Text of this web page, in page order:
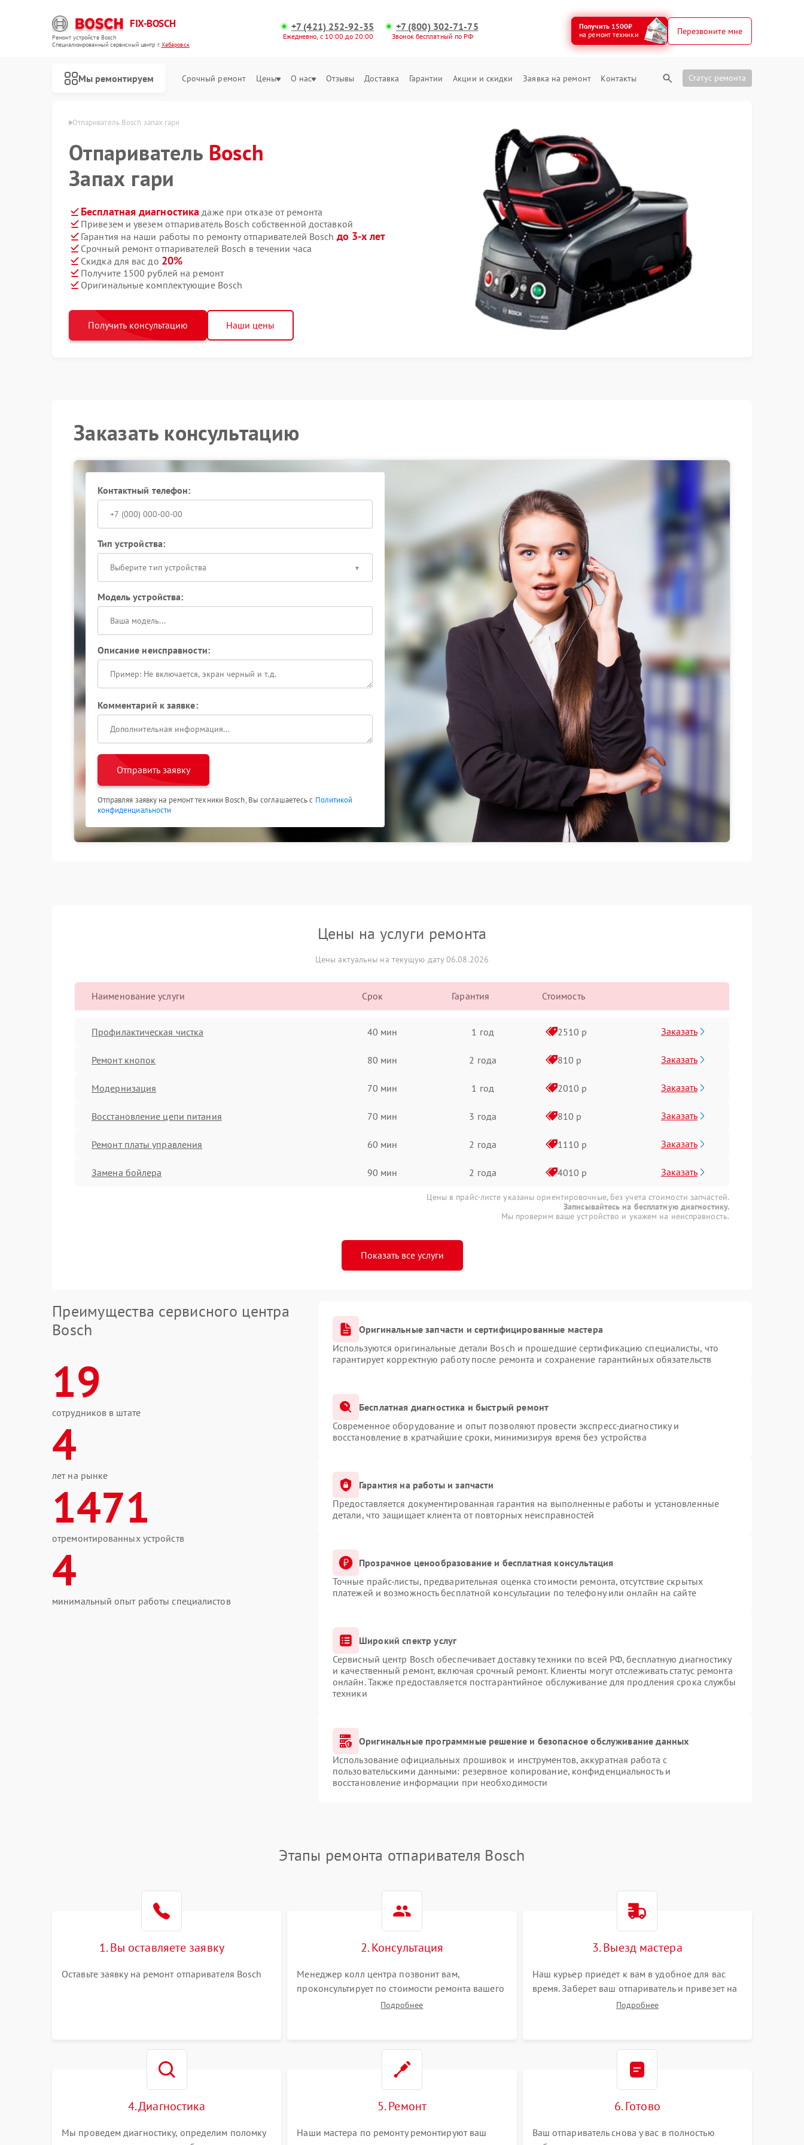
FIX-BOSCH
Ремонт устройств Bosch
Специализированный cервисный центр г.Хабаровск
+7 (421) 252-92-35
Ежедневно, с 10:00 до 20:00
+7 (800) 302-71-75
Звонок бесплатный по РФ
Получить 1500₽
на ремонт техники
Перезвоните мне
Мы ремонтируем Срочный ремонт Цены О нас Отзывы Доставка Гарантии Акции и скидки Заявка на ремонт Контакты Статус ремонта
Отпариватель Bosch запах гари
Отпариватель Bosch
Запах гари
Бесплатная диагностика даже при отказе от ремонта
Привезем и увезем отпариватель Bosch собственной доставкой
Гарантия на наши работы по ремонту отпаривателей Bosch до 3-х лет
Срочный ремонт отпаривателей Bosch в течении часа
Скидка для вас до 20%
Получите 1500 рублей на ремонт
Оригинальные комплектующие Bosch
Получить консультацию Наши цены
Заказать консультацию
Контактный телефон:
Тип устройства:
Выберите тип устройства
Модель устройства:
Описание неисправности:
Комментарий к заявке:
Отправить заявку
Отправляя заявку на ремонт техники Bosch, Вы соглашаетесь с Политикой
конфиденциальности
Цены на услуги ремонта
Цены актуальны на текущую дату 06.08.2026
Наименование услуги Срок Гарантия Стоимость
Профилактическая чистка 40 мин 1 год 2510 р Заказать
Ремонт кнопок 80 мин 2 года 810 р Заказать
Модернизация 70 мин 1 год 2010 р Заказать
Восстановление цепи питания 70 мин 3 года 810 р Заказать
Ремонт платы управления 60 мин 2 года 1110 р Заказать
Замена бойлера 90 мин 2 года 4010 р Заказать
Цены в прайс-листе указаны ориентировочные, без учета стоимости запчастей.
Записывайтесь на бесплатную диагностику.
Мы проверим ваше устройство и укажем на неисправность.
Показать все услуги
Преимущества сервисного центра
Bosch
19
сотрудников в штате
4
лет на рынке
1471
отремонтированных устройств
4
минимальный опыт работы специалистов
Оригинальные запчасти и сертифицированные мастера
Используются оригинальные детали Bosch и прошедшие сертификацию специалисты, что
гарантирует корректную работу после ремонта и сохранение гарантийных обязательств
Бесплатная диагностика и быстрый ремонт
Современное оборудование и опыт позволяют провести экспресс-диагностику и
восстановление в кратчайшие сроки, минимизируя время без устройства
Гарантия на работы и запчасти
Предоставляется документированная гарантия на выполненные работы и установленные
детали, что защищает клиента от повторных неисправностей
Прозрачное ценообразование и бесплатная консультация
Точные прайс-листы, предварительная оценка стоимости ремонта, отсутствие скрытых
платежей и возможность бесплатной консультации по телефону или онлайн на сайте
Широкий спектр услуг
Сервисный центр Bosch обеспечивает доставку техники по всей РФ, бесплатную диагностику
и качественный ремонт, включая срочный ремонт. Клиенты могут отслеживать статус ремонта
онлайн. Также предоставляется постгарантийное обслуживание для продления срока службы
техники
Оригинальные программные решение и безопасное обслуживание данных
Использование официальных прошивок и инструментов, аккуратная работа с
пользовательскими данными: резервное копирование, конфиденциальность и
восстановление информации при необходимости
Этапы ремонта отпаривателя Bosch
1. Вы оставляете заявку
Оставьте заявку на ремонт отпаривателя Bosch
2. Консультация
Менеджер колл центра позвонит вам,
проконсультирует по стоимости ремонта вашего
отпаривателя а также ответит на все ваши
Подробнее
3. Выезд мастера
Наш курьер приедет к вам в удобное для вас
время. Заберет ваш отпариватель и привезет на
склад для диагностики.Подробнее
4. Диагностика
Мы проведем диагностику, определим поломку
5. Ремонт
Наши мастера по ремонту ремонтируют ваш
6. Готово
Ваш отпариватель снова у вас в полностью